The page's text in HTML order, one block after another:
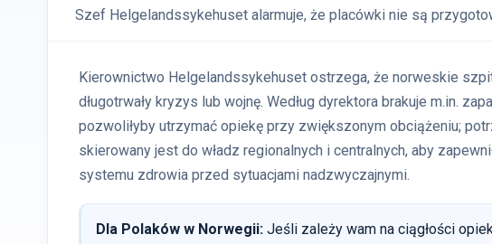
Szef Helgelandssykehuset alarmuje, że placówki nie są
Kierownictwo Helgelandssykehuset ostrzega, że norweskie
długotrwały kryzys lub wojnę. Według dyrektora brakuje m.in.
pozwoliłyby utrzymać opiekę przy zwiększonym obciążeniu;
skierowany jest do władz regionalnych i centralnych, aby
systemu zdrowia przed sytuacjami nadzwyczajnymi.
Dla Polaków w Norwegii: Jeśli zależy wam na ciągłości